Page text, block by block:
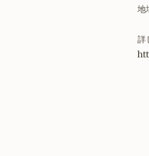
地
詳